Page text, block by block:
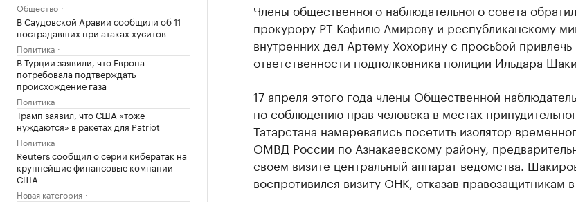
Общество
В Саудовской Аравии сообщили об 11
пострадавших при атаках хуситов
Политика
В Турции заявили, что Европа
потребовала подтверждать
происхождение газа
Политика
Трамп заявил, что США «тоже
нуждаются» в ракетах для Patriot
Политика
Reuters сообщил о серии кибератак на
крупнейшие финансовые компании
США
Новая категория
Члены общественного наблюдательного совета
прокурору РТ Кафилю Амирову и республиканскому
внутренних дел Артему Хохорину с просьбой привлечь
ответственности подполковника полиции Ильдара
17 апреля этого года члены Общественной
по соблюдению прав человека в местах
Татарстана намеревались посетить изолятор
ОМВД России по Азнакаевскому району,
своем визите центральный аппарат ведомства.
воспротивился визиту ОНК, отказав правозащитникам